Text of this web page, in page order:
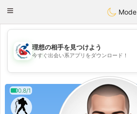
Handi Space
Toggle
Mode
💖
💕
理想の相手を見つけよう
今すぐ出会い系アプリをダウンロード！
0.8/1